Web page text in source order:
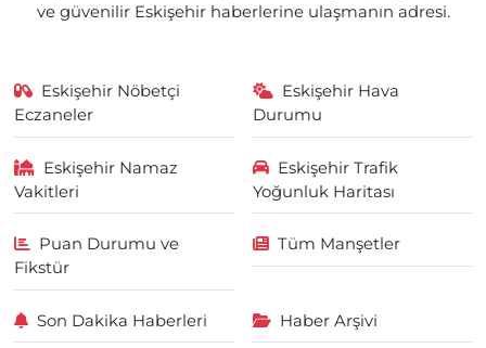
ve güvenilir Eskişehir haberlerine ulaşmanın adresi.
Eskişehir Nöbetçi
Eczaneler
Eskişehir Hava
Durumu
Eskişehir Namaz
Vakitleri
Eskişehir Trafik
Yoğunluk Haritası
Puan Durumu ve
Fikstür
Tüm Manşetler
Son Dakika Haberleri Haber Arşivi